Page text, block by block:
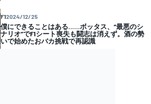
F12024/12/25
僕にできることはある……ボッタス、“最悪のシ
ナリオ”でF1シート喪失も闘志は消えず。酒の勢
いで始めたおバカ挑戦で再認識